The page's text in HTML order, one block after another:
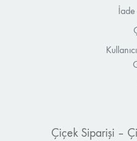
İade
Çiçek Siparişi –